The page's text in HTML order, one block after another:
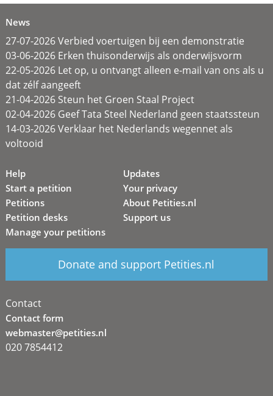
News
27-07-2026 Verbied voertuigen bij een demonstratie
03-06-2026 Erken thuisonderwijs als onderwijsvorm
22-05-2026 Let op, u ontvangt alleen e-mail van ons als u
dat zélf aangeeft
21-04-2026 Steun het Groen Staal Project
02-04-2026 Geef Tata Steel Nederland geen staatssteun
14-03-2026 Verklaar het Nederlands wegennet als
voltooid
Help
Start a petition
Petitions
Petition desks
Manage your petitions
Updates
Your privacy
About Petities.nl
Support us
Donate and support Petities.nl
Contact
Contact form
webmaster@petities.nl
020 7854412